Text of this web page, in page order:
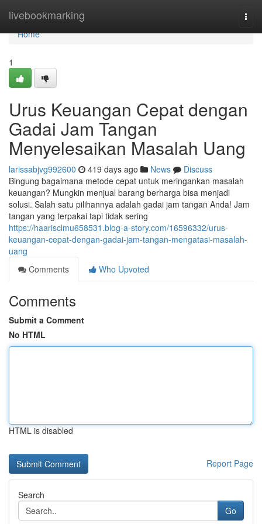
livebookmarking
Home
Home
1
Urus Keuangan Cepat dengan
Gadai Jam Tangan
Menyelesaikan Masalah Uang
larissabjvg992600 419 days ago News
Discuss
Bingung bagaimana metode cepat untuk meringankan masalah
keuangan? Mungkin menjual barang berharga bisa menjadi
solusi. Salah satu pilihannya adalah gadai jam tangan Anda! Jam
tangan yang terpakai tapi tidak sering
https://haarisclmu658531.blog-a-story.com/16596332/urus-
keuangan-cepat-dengan-gadai-jam-tangan-mengatasi-masalah-
uang
Comments
Who Upvoted
Comments
Submit a Comment
No HTML
HTML is disabled
Report Page
Search
Go